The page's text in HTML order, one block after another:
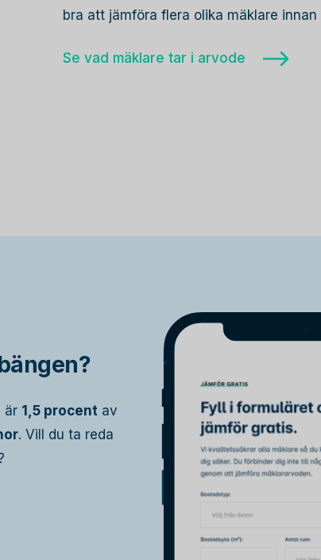
bra att jämföra flera olika mäklare
Se vad mäklare tar i arvode
är 1,5 procent av
. Vill du ta reda